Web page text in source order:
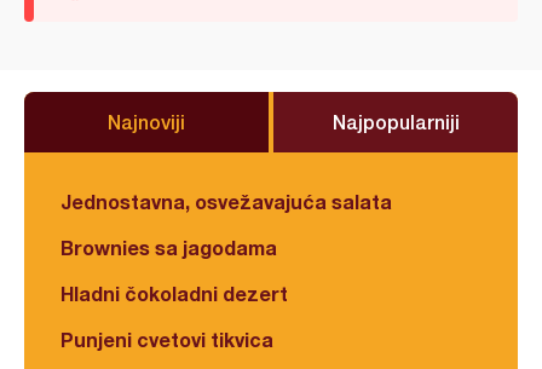
Najnoviji Najpopularniji
Jednostavna, osvežavajuća salata
Brownies sa jagodama
Hladni čokoladni dezert
Punjeni cvetovi tikvica